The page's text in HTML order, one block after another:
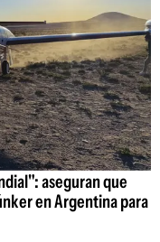
aseguran que
en Argentina para